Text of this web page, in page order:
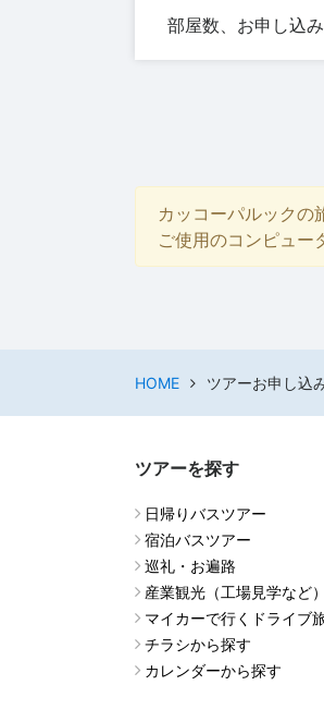
部屋数、お申し込
カッコーパルックの
ご使用のコンピュー
HOME ツアーお申し込
ツアーを探す
日帰りバスツアー
宿泊バスツアー
巡礼・お遍路
産業観光（工場見学など）
マイカーで行くドライブ
チラシから探す
カレンダーから探す